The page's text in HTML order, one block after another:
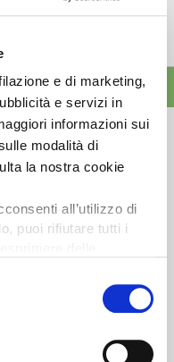
e di marketing,
e servizi in
informazioni sui
modalità di
la nostra cookie
all’utilizzo di
puoi rifiutare tutti i
SELEZIONATI.
qualità. Tagliato sulle tue